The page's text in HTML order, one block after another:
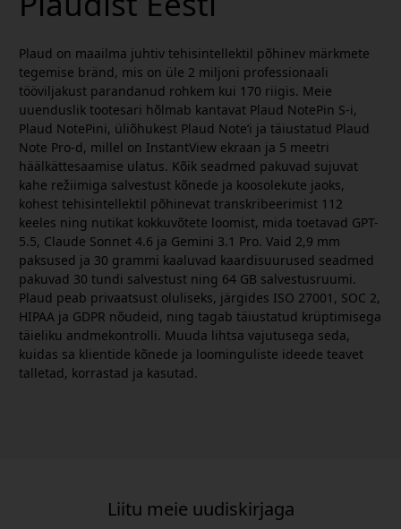
Plaud on maailma juhtiv tehisintellektil põhinev märkmete
tegemise bränd, mis on üle 2 miljoni professionaali
tööviljakust parandanud rohkem kui 170 riigis. Meie
uuenduslik tootesari hõlmab kantavat Plaud NotePin S-i,
Plaud NotePini, üliõhukest Plaud Note’i ja täiustatud Plaud
Note Pro-d, millel on InstantView ekraan ja 5 meetri
häälkättesaamise ulatus. Kõik seadmed pakuvad sujuvat
kahe režiimiga salvestust kõnede ja koosolekute jaoks,
kohest tehisintellektil põhinevat transkribeerimist 112
keeles ning nutikat kokkuvõtete loomist, mida toetavad GPT-
5.5, Claude Sonnet 4.6 ja Gemini 3.1 Pro. Vaid 2,9 mm
paksused ja 30 grammi kaaluvad kaardisuurused seadmed
pakuvad 30 tundi salvestust ning 64 GB salvestusruumi.
Plaud peab privaatsust oluliseks, järgides ISO 27001, SOC 2,
HIPAA ja GDPR nõudeid, ning tagab täiustatud krüptimisega
täieliku andmekontrolli. Muuda lihtsa vajutusega seda,
kuidas sa klientide kõnede ja loominguliste ideede teavet
talletad, korrastad ja kasutad.
Liitu meie uudiskirjaga